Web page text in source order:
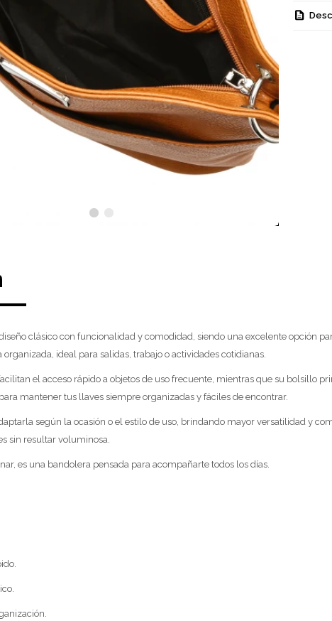
clásico con funcionalidad y comodidad, siendo una excelente opción
ideal para salidas, trabajo o actividades cotidianas.
el acceso rápido a objetos de uso frecuente, mientras que su bolsillo
mantener tus llaves siempre organizadas y fáciles de encontrar.
según la ocasión o el estilo de uso, brindando mayor versatilidad y
sin resultar voluminosa.
es una bandolera pensada para acompañarte todos los días.